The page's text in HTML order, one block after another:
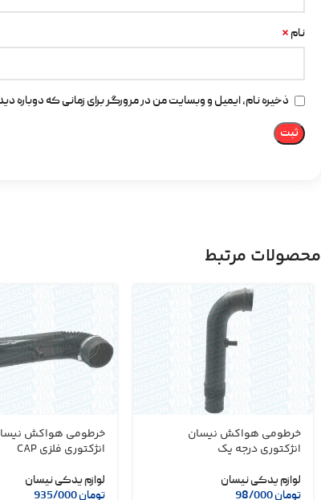
نام *
ذخیره نام، ایمیل و وبسایت من در مرورگر برای زمانی که
محصولات مرتبط
خرطومی هواکش نیسان
انژکتوری درجه یک
لوازم یدکی نیسان
تومان
خرطومی هواکش
انژکتوری فلزی CAP
لوازم یدکی نیسان
تومان935/000